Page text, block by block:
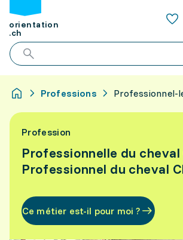
orientation
.ch
Professions Professionnel-
Profession
Professionnelle du cheval
Professionnel du cheval
Ce métier est-il pour moi ?